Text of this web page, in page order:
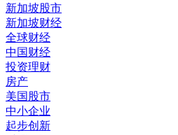
新加坡股市
新加坡财经
全球财经
中国财经
投资理财
房产
美国股市
中小企业
起步创新